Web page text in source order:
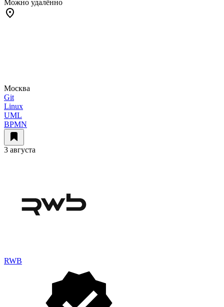
Можно удалённо
Москва
Git
Linux
UML
BPMN
3 августа
RWB